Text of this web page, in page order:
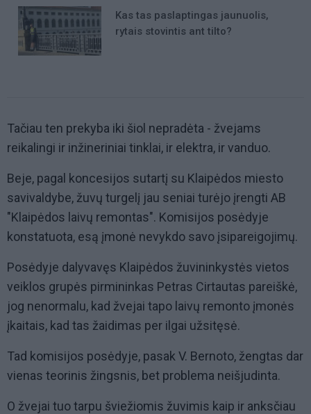
Kas tas paslaptingas jaunuolis,
rytais stovintis ant tilto?
Tačiau ten prekyba iki šiol nepradėta - žvejams
reikalingi ir inžineriniai tinklai, ir elektra, ir vanduo.
Beje, pagal koncesijos sutartį su Klaipėdos miesto
savivaldybe, žuvų turgelį jau seniai turėjo įrengti AB
"Klaipėdos laivų remontas". Komisijos posėdyje
konstatuota, esą įmonė nevykdo savo įsipareigojimų.
Posėdyje dalyvavęs Klaipėdos žuvininkystės vietos
veiklos grupės pirmininkas Petras Cirtautas pareiškė,
jog nenormalu, kad žvejai tapo laivų remonto įmonės
įkaitais, kad tas žaidimas per ilgai užsitęsė.
Tad komisijos posėdyje, pasak V. Bernoto, žengtas dar
vienas teorinis žingsnis, bet problema neišjudinta.
O žvejai tuo tarpu šviežiomis žuvimis kaip ir anksčiau